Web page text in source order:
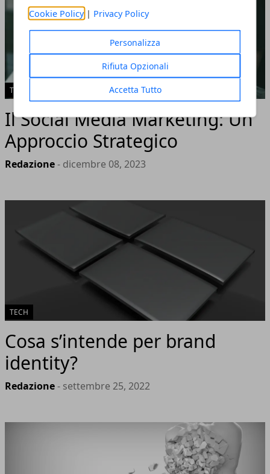
Cookie Policy | Privacy Policy
Personalizza
Rifiuta Opzionali
Accetta Tutto
TECH
Il Social Media Marketing: Un
Approccio Strategico
Redazione- dicembre 08, 2023
TECH
Cosa s’intende per brand
identity?
Redazione- settembre 25, 2022